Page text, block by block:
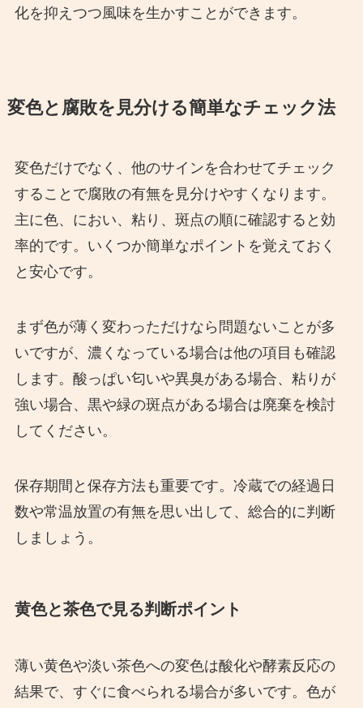
化を抑えつつ風味を生かすことができます。
変色と腐敗を見分ける簡単なチェック法
変色だけでなく、他のサインを合わせてチェック
することで腐敗の有無を見分けやすくなります。
主に色、におい、粘り、斑点の順に確認すると効
率的です。いくつか簡単なポイントを覚えておく
と安心です。
まず色が薄く変わっただけなら問題ないことが多
いですが、濃くなっている場合は他の項目も確認
します。酸っぱい匂いや異臭がある場合、粘りが
強い場合、黒や緑の斑点がある場合は廃棄を検討
してください。
保存期間と保存方法も重要です。冷蔵での経過日
数や常温放置の有無を思い出して、総合的に判断
しましょう。
黄色と茶色で見る判断ポイント
薄い黄色や淡い茶色への変色は酸化や酵素反応の
結果で、すぐに食べられる場合が多いです。色が